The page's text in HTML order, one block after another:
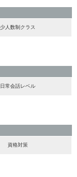
少人数制クラス
日常会話レベル
資格対策